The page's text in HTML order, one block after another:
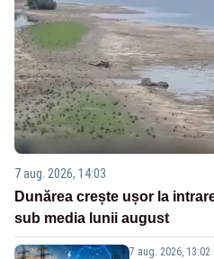
7 aug. 2026, 14:03
Dunărea crește ușor la
sub media lunii august
7 aug. 2026, 13:02